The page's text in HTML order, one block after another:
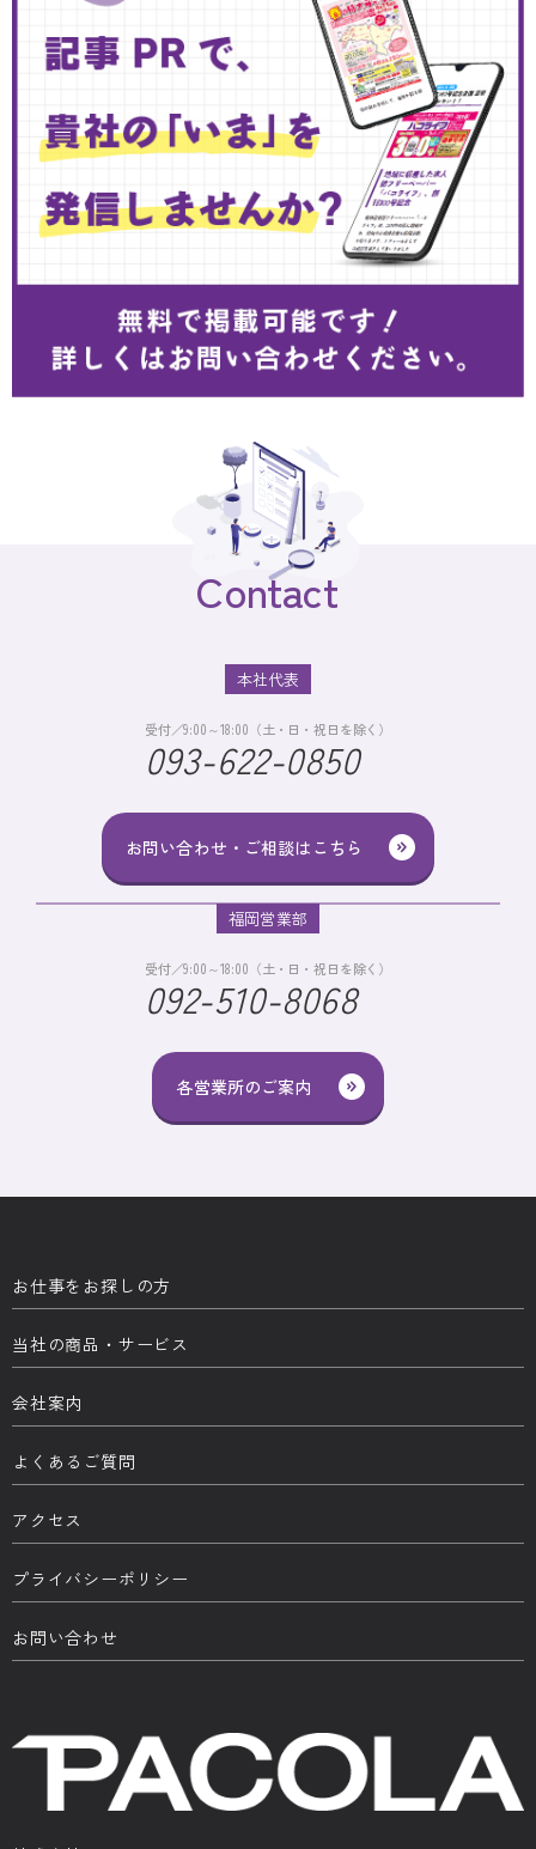
Contact
お問い合わせ・ご相談はこちら
本社代表
受付／9:00～18:00（土・日・祝日を除く）
093-622-0850
各営業所のご案内
福岡営業部
受付／9:00～18:00（土・日・祝日を除く）
092-510-8068
お仕事をお探しの方
当社の商品・サービス
会社案内
よくあるご質問
アクセス
プライバシーポリシー
お問い合わせ